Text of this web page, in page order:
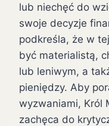
lub niechęć do
swoje decyzje
podkreśla, że w
być materialistą,
lub leniwym, a
pieniędzy. Aby
wyzwaniami, Król
zachęca do